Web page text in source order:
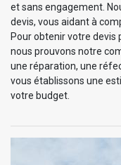
et sans engagement.
devis, vous aidant à
Pour obtenir votre devis
nous prouvons notre
une réparation, une
vous établissons une
votre budget.